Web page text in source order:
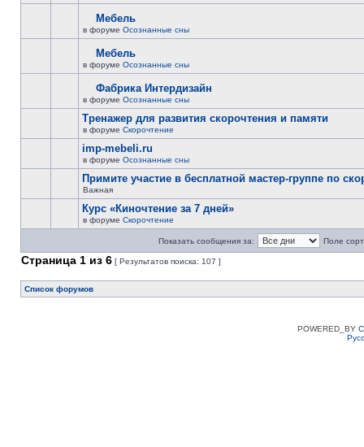
Мебель
в форуме Осознанные сны
Мебель
в форуме Осознанные сны
Фабрика Интердизайн
в форуме Осознанные сны
Тренажер для развития скорочтения и памяти
в форуме Скорочтение
imp-mebeli.ru
в форуме Осознанные сны
Примите участие в бесплатной мастер-группе по
Важная
Курс «Киночтение за 7 дней»
в форуме Скорочтение
Показать сообщения за: Поле
Страница 1 из 6 [ Результатов поиска: 107 ]
Список форумов
POWERED_BY